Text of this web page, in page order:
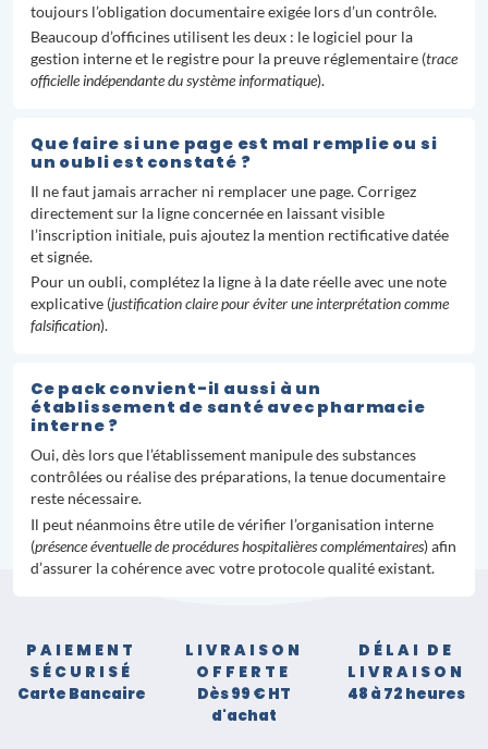
toujours l’obligation documentaire exigée lors d’un contrôle.
Beaucoup d’officines utilisent les deux : le logiciel pour la
gestion interne et le registre pour la preuve réglementaire (trace
officielle indépendante du système informatique).
Que faire si une page est mal remplie ou si
un oubli est constaté ?
Il ne faut jamais arracher ni remplacer une page. Corrigez
directement sur la ligne concernée en laissant visible
l’inscription initiale, puis ajoutez la mention rectificative datée
et signée.
Pour un oubli, complétez la ligne à la date réelle avec une note
explicative (justification claire pour éviter une interprétation comme
falsification).
Ce pack convient-il aussi à un
établissement de santé avec pharmacie
interne ?
Oui, dès lors que l’établissement manipule des substances
contrôlées ou réalise des préparations, la tenue documentaire
reste nécessaire.
Il peut néanmoins être utile de vérifier l’organisation interne
(présence éventuelle de procédures hospitalières complémentaires) afin
d’assurer la cohérence avec votre protocole qualité existant.
PAIEMENT
SÉCURISÉ
Carte Bancaire
LIVRAISON
OFFERTE
Dès 99 € HT
d'achat
DÉLAI DE
LIVRAISON
48 à 72 heures